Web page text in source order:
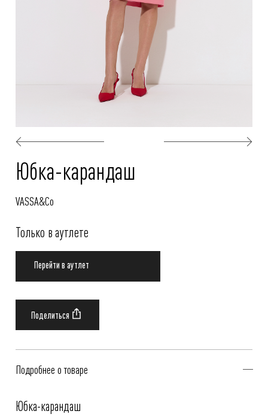
Юбка-карандаш
VASSA&Co
Только в аутлете
Перейти в аутлет
Подробнее о товаре
Юбка-карандаш